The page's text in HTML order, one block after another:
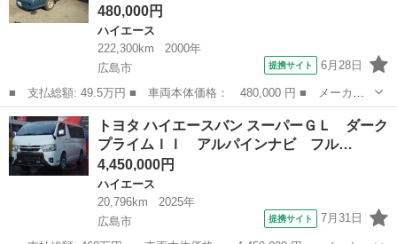
480,000円
ハイエース
222,300km
2000年
広島市
提携サイト 6月28日
■ 支払総額: 49.5万円 ■ 車両本体価格： 480,000 円 ■ メーカー
名： トヨタ ■ 車種名： ハイエースワゴン ■ グレード名：
２人乗り 普通貨物登録 デラックスロング ディーゼルターボ フ
ルタイム４Ｗ...
広島 広島市 ハイエース
トヨタ ハイエースバン スーパーＧＬ ダーク
プライムＩＩ アルパインナビ フル…
4,450,000円
ハイエース
20,796km
2025年
広島市
提携サイト 7月31日